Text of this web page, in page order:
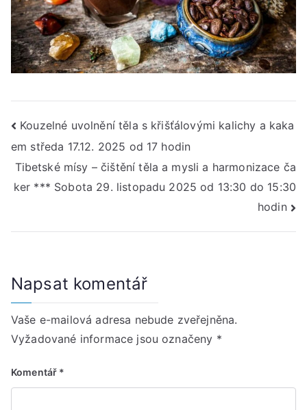
Navigace
pro
příspěvek
Kouzelné uvolnění těla s křišťálovými kalichy a kaka
em středa 17.12. 2025 od 17 hodin
Tibetské mísy – čištění těla a mysli a harmonizace ča
ker *** Sobota 29. listopadu 2025 od 13:30 do 15:30
hodin
Napsat komentář
Vaše e-mailová adresa nebude zveřejněna.
Vyžadované informace jsou označeny *
Komentář *